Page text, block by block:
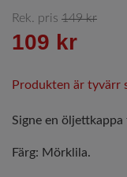
Rek. pris 149 kr
109 kr
Produkten är tyvärr
Signe en
Färg: Mörklila.